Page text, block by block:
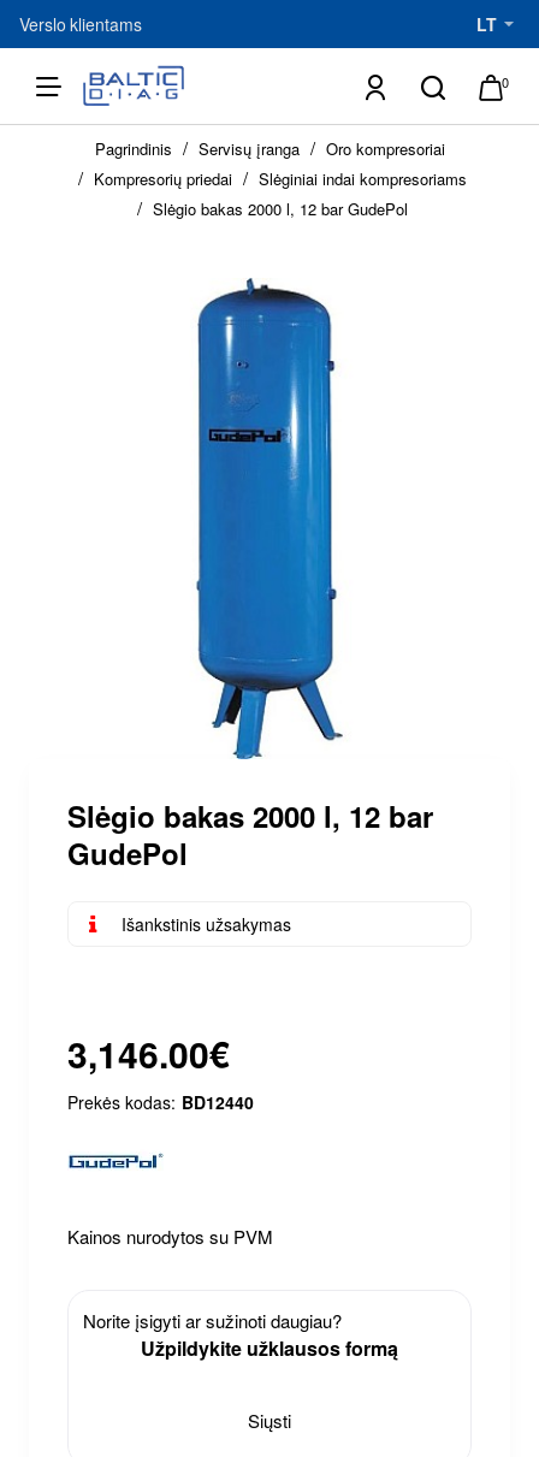
Verslo klientams LT
0
Pagrindiniso
m
Servisų įranga
Oro kompresoriai
Kompresorių priedai
Slėginiai indai kompresoriams
Slėgio bakas 2000 l, 12 bar GudePol
Slėgio bakas 2000 l, 12 bar
GudePol
Išankstinis užsakymas
3,146.00€
Prekės kodas: BD12440
Kainos nurodytos su PVM
Norite įsigyti ar sužinoti daugiau?
Užpildykite užklausos formą
Siųsti